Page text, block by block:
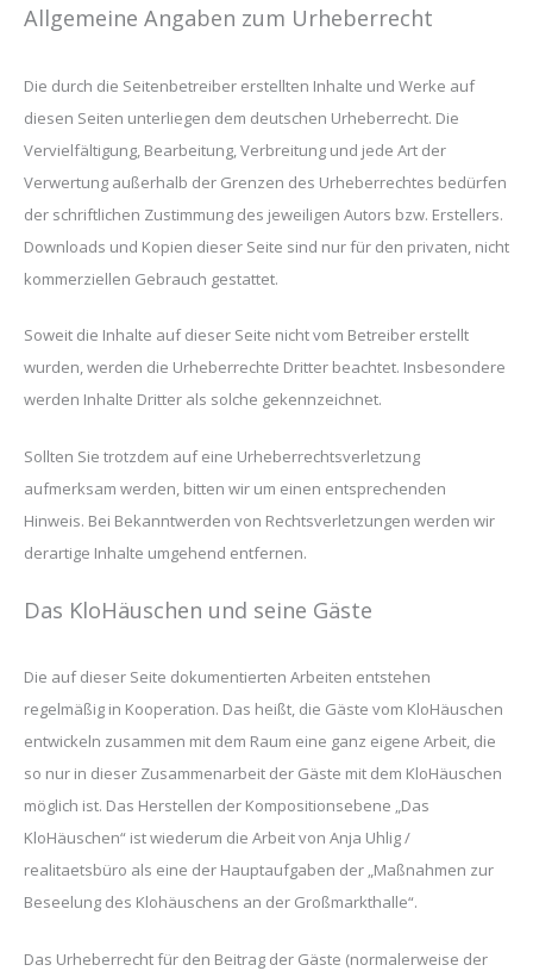
Allgemeine Angaben zum Urheberrecht
Die durch die Seitenbetreiber erstellten Inhalte und Werke auf
diesen Seiten unterliegen dem deutschen Urheberrecht. Die
Vervielfältigung, Bearbeitung, Verbreitung und jede Art der
Verwertung außerhalb der Grenzen des Urheberrechtes bedürfen
der schriftlichen Zustimmung des jeweiligen Autors bzw. Erstellers.
Downloads und Kopien dieser Seite sind nur für den privaten, nicht
kommerziellen Gebrauch gestattet.
Soweit die Inhalte auf dieser Seite nicht vom Betreiber erstellt
wurden, werden die Urheberrechte Dritter beachtet. Insbesondere
werden Inhalte Dritter als solche gekennzeichnet.
Sollten Sie trotzdem auf eine Urheberrechtsverletzung
aufmerksam werden, bitten wir um einen entsprechenden
Hinweis. Bei Bekanntwerden von Rechtsverletzungen werden wir
derartige Inhalte umgehend entfernen.
Das KloHäuschen und seine Gäste
Die auf dieser Seite dokumentierten Arbeiten entstehen
regelmäßig in Kooperation. Das heißt, die Gäste vom KloHäuschen
entwickeln zusammen mit dem Raum eine ganz eigene Arbeit, die
so nur in dieser Zusammenarbeit der Gäste mit dem KloHäuschen
möglich ist. Das Herstellen der Kompositionsebene „Das
KloHäuschen“ ist wiederum die Arbeit von Anja Uhlig /
realitaetsbüro als eine der Hauptaufgaben der „Maßnahmen zur
Beseelung des Klohäuschens an der Großmarkthalle“.
Das Urheberrecht für den Beitrag der Gäste (normalerweise der